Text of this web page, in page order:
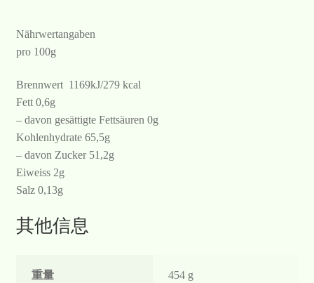
Nährwertangaben
pro 100g
Brennwert 1169kJ/279 kcal
Fett 0,6g
– davon gesättigte Fettsäuren 0g
Kohlenhydrate 65,5g
– davon Zucker 51,2g
Eiweiss 2g
Salz 0,13g
其他信息
重量 454 g